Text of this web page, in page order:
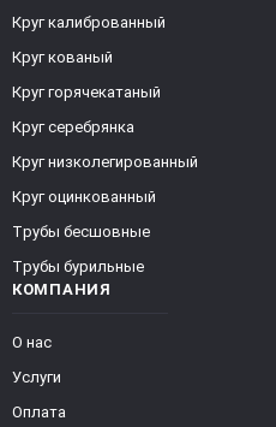
КОМПАНИЯ
О нас
Услуги
Оплата
Круг калиброванный
Круг кованый
Круг горячекатаный
Круг серебрянка
Круг низколегированный
Круг оцинкованный
Трубы бесшовные
Трубы бурильные